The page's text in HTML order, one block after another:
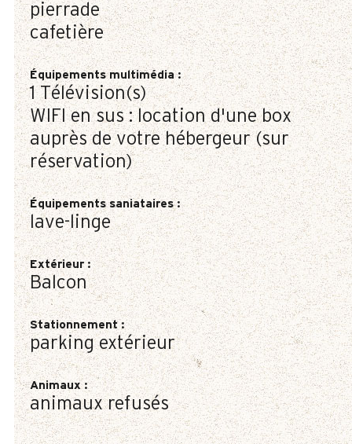
pierrade
cafetière
Équipements multimédia:
1 Télévision(s)
WIFI en sus : location d'une box
auprès de votre hébergeur (sur
réservation)
Équipements saniataires:
lave-linge
Extérieur:
Balcon
Stationnement :
parking extérieur
Animaux:
animaux refusés